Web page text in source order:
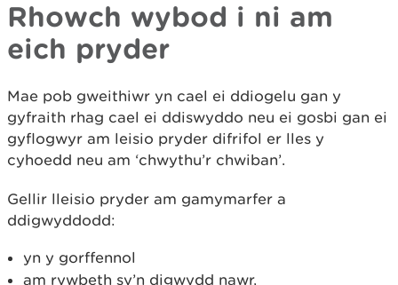
Rhowch wybod i ni am
eich pryder
Mae pob gweithiwr yn cael ei ddiogelu gan y
gyfraith rhag cael ei ddiswyddo neu ei gosbi gan ei
gyflogwyr am leisio pryder difrifol er lles y
cyhoedd neu am ‘chwythu’r chwiban’.
Gellir lleisio pryder am gamymarfer a
ddigwyddodd:
yn y gorffennol
am rywbeth sy’n digwydd nawr,